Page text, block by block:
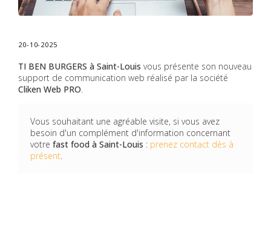
20-10-2025
TI BEN BURGERS à Saint-Louis vous présente son nouveau
support de communication web réalisé par la société
Cliken Web PRO.
Vous souhaitant une agréable visite, si vous avez
besoin d'un complément d'information concernant
votre fast food à Saint-Louis : prenez contact dès à
présent.